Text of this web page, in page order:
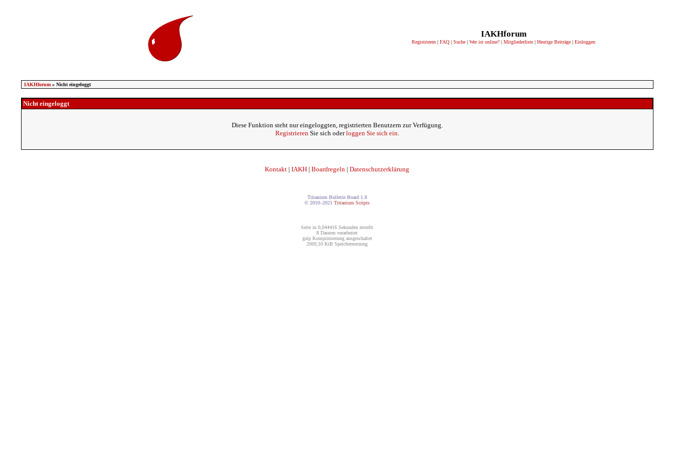
IAKHforum
Registrieren | FAQ | Suche | Wer ist online? | Mitgliederliste | Heutige Beiträge | Einloggen
IAKHforum» Nicht eingeloggt
Nicht eingeloggt
Diese Funktion steht nur eingeloggten, registrierten Benutzern zur Verfügung.
RegistrierenSie sich oderloggen Sie sich ein.
Kontakt | IAKH | Boardregeln | Datenschutzerklärung
Tritanium Bulletin Board 1.8
© 2010–2021 Tritanium Scripts
Seite in 0,044416 Sekunden erstellt
8 Dateien verarbeitet
gzip Komprimierung ausgeschaltet
2069,10 KiB Speichernutzung